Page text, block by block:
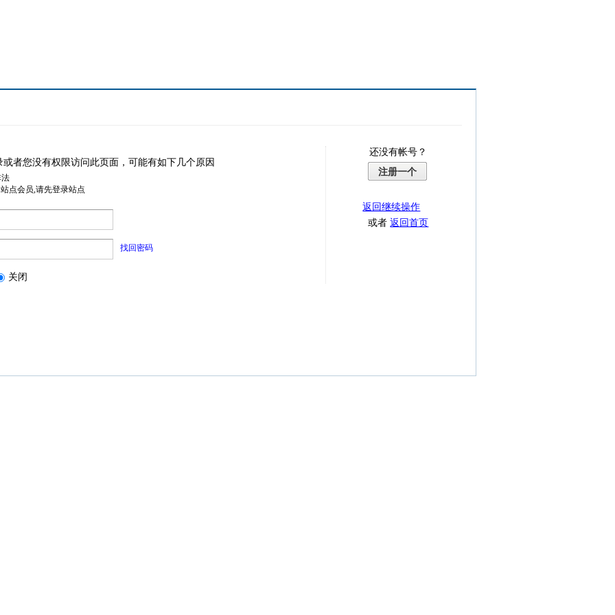
或者您没有权限访问此页面，可能有如下几个原因
点会员,请先登录站点
找回密码
关闭
还没有帐号？
注册一个
返回继续操作
或者返回首页